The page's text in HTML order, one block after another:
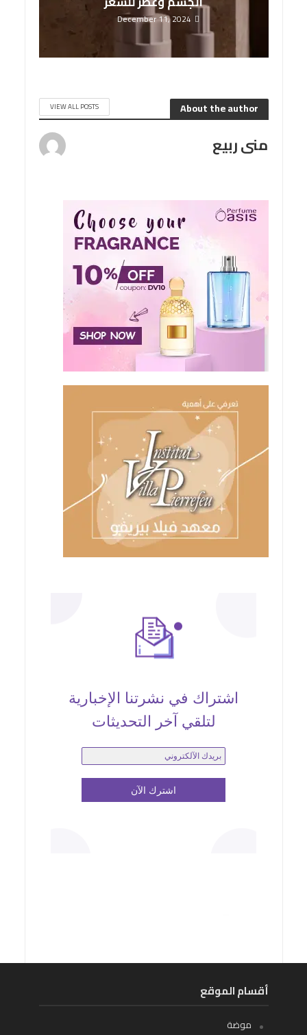
December 11, 2024
About the author
VIEW ALL POSTS
منى ربيع
اشتراك في نشرتنا الإخبارية
لتلقي آخر التحديثات
أقسام الموقع
موضة